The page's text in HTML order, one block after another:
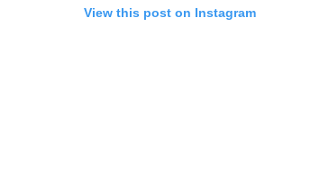
View this post on Instagram